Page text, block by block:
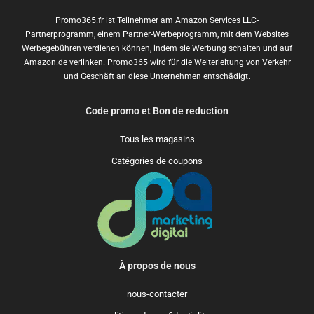
Promo365.fr ist Teilnehmer am Amazon Services LLC-
Partnerprogramm, einem Partner-Werbeprogramm, mit dem Websites
Werbegebühren verdienen können, indem sie Werbung schalten und auf
Amazon.de verlinken. Promo365 wird für die Weiterleitung von Verkehr
und Geschäft an diese Unternehmen entschädigt.
Code promo et Bon de reduction
Tous les magasins
Catégories de coupons
À propos de nous
nous-contacter